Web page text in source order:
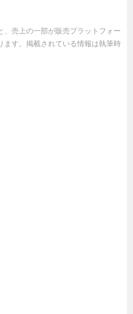
売上の一部が販売プラットフォー
ます。掲載されている情報は執筆時